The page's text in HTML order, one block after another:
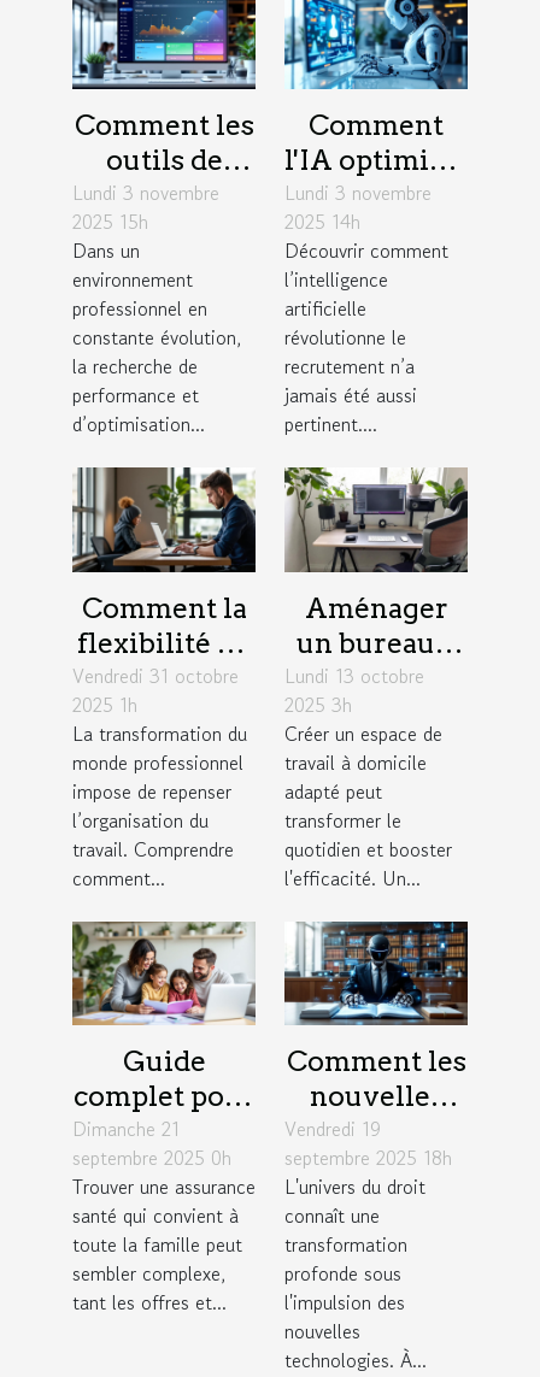
Comment les
outils de
gestion de
projet
favorisent
l'efficacité en
entreprise ?
Lundi 3 novembre
2025 15h
Dans un
environnement
professionnel en
constante évolution,
la recherche de
performance et
d’optimisation...
Comment
l'IA optimise-
t-elle les
stratégies de
recrutement
Lundi 3 novembre
2025 14h
Découvrir comment
l’intelligence
artificielle
révolutionne le
recrutement n’a
jamais été aussi
pertinent....
Comment la
flexibilité du
travail
influence la
productivité
des équipes ?
Vendredi 31 octobre
2025 1h
La transformation du
monde professionnel
impose de repenser
l’organisation du
travail. Comprendre
comment...
Aménager
un bureau à
domicile :
astuces pour
combiner
confort et
productivité
Lundi 13 octobre
2025 3h
Créer un espace de
travail à domicile
adapté peut
transformer le
quotidien et booster
l'efficacité. Un...
Guide
complet pour
choisir une
assurance
santé adaptée
aux familles
Dimanche 21
septembre 2025 0h
Trouver une assurance
santé qui convient à
toute la famille peut
sembler complexe,
tant les offres et...
Comment les
nouvelles
technologies
redéfinissent
la pratique
du droit ?
Vendredi 19
septembre 2025 18h
L'univers du droit
connaît une
transformation
profonde sous
l'impulsion des
nouvelles
technologies. À...